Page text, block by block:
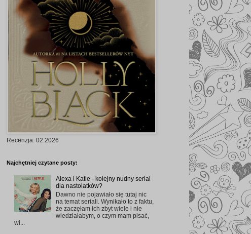
Recenzja: 02.2026
Najchętniej czytane posty:
Alexa i Katie - kolejny nudny serial
dla nastolatków?
Dawno nie pojawiało się tutaj nic
na temat seriali. Wynikało to z faktu,
że zaczęłam ich zbyt wiele i nie
wiedziałabym, o czym mam pisać,
wi...